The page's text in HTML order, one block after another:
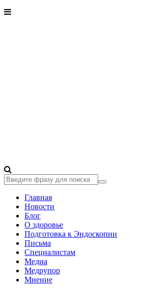
Главная
Новости
Блог
О здоровье
Подготовка к Эндоскопии
Письма
Специалистам
Медиа
Медрупор
Мнение